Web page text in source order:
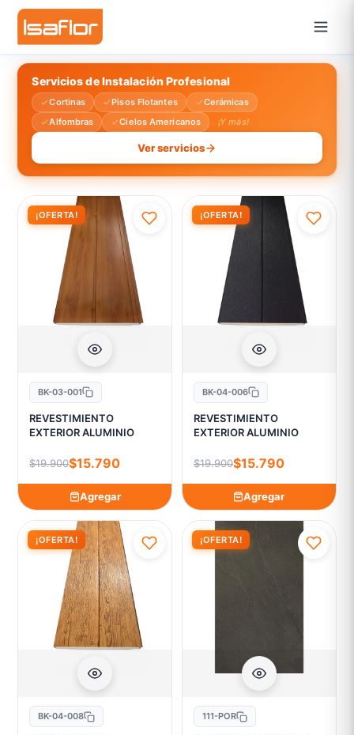
Servicios de Instalación Profesional
Cortinas Pisos Flotantes
Cerámicas
Alfombras
Cielos Americanos ¡Y más!
Ver servicios
¡OFERTA!
BK-03-001
REVESTIMIENTO
EXTERIOR ALUMINIO
$19.900$15.790
Agregar
¡OFERTA!
BK-04-006
REVESTIMIENTO
EXTERIOR ALUMINIO
$19.900$15.790
Agregar
¡OFERTA!
BK-04-008
¡OFERTA!
111-POR